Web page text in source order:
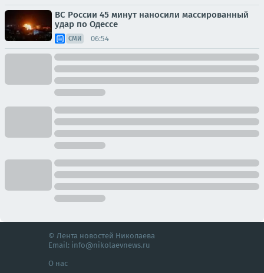
ВС России 45 минут наносили массированный
удар по Одессе
СМИ 06:54
© Лента новостей Николаева
Email: info@nikolaevnews.ru
О нас